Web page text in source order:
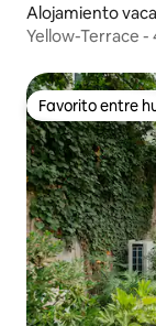
Alojamiento
Yellow-Terrace
Favorito entre
Favorito entre